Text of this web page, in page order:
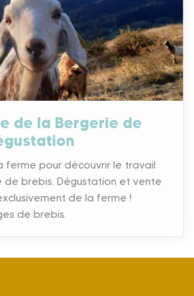
de la Bergerie de
ferme pour découvrir le travail
de brebis. Dégustation et vente
de la ferme !
de brebis.